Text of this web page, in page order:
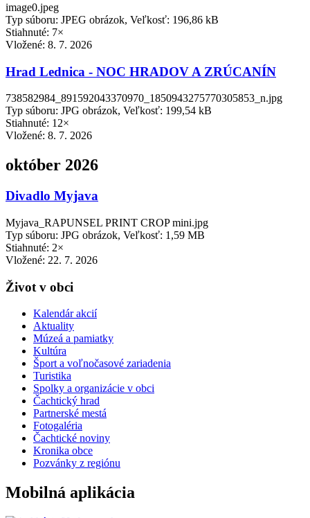
image0.jpeg
Typ súboru: JPEG obrázok, Veľkosť: 196,86 kB
Stiahnuté: 7×
Vložené: 8. 7. 2026
Hrad Lednica - NOC HRADOV A ZRÚCANÍN
738582984_891592043370970_1850943275770305853_n.jpg
Typ súboru: JPG obrázok, Veľkosť: 199,54 kB
Stiahnuté: 12×
Vložené: 8. 7. 2026
október 2026
Divadlo Myjava
Myjava_RAPUNSEL PRINT CROP mini.jpg
Typ súboru: JPG obrázok, Veľkosť: 1,59 MB
Stiahnuté: 2×
Vložené: 22. 7. 2026
Život v obci
Kalendár akcií
Aktuality
Múzeá a pamiatky
Kultúra
Šport a voľnočasové zariadenia
Turistika
Spolky a organizácie v obci
Čachtický hrad
Partnerské mestá
Fotogaléria
Čachtické noviny
Kronika obce
Pozvánky z regiónu
Mobilná aplikácia